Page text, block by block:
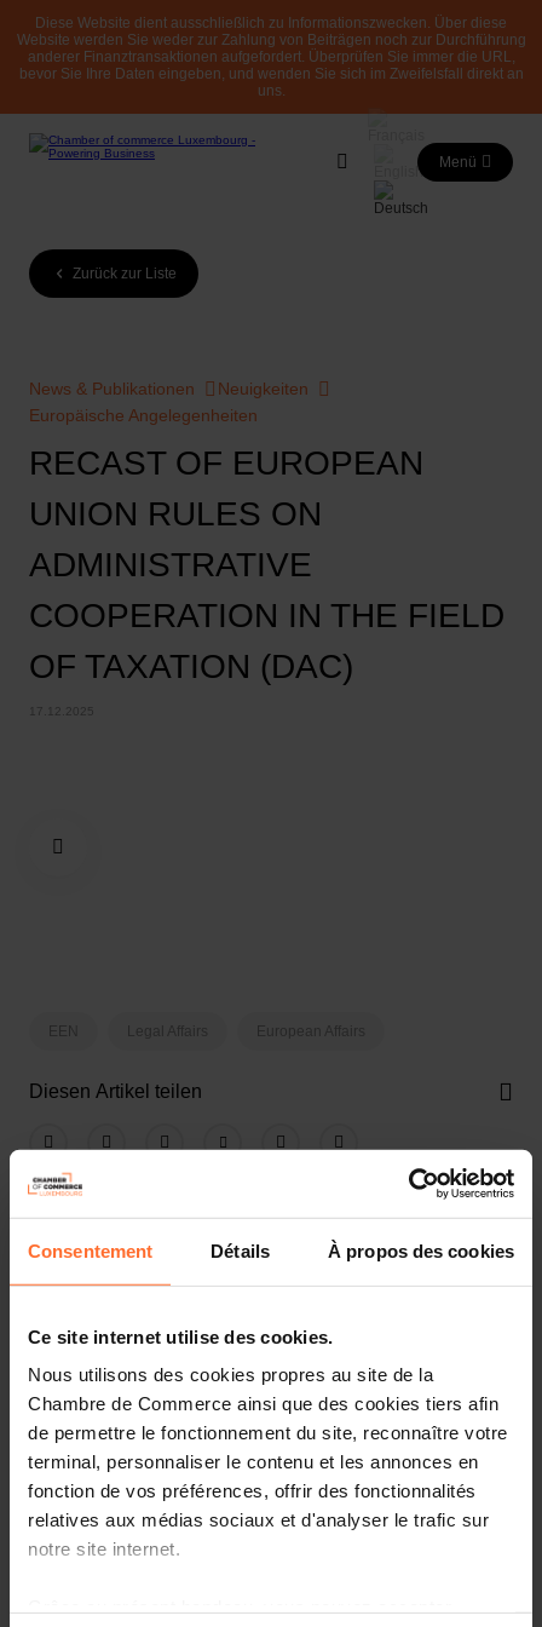
Consentement Détails À propos des cookies
Ce site internet utilise des cookies.
Nous utilisons des cookies propres au site de la
Chambre de Commerce ainsi que des cookies tiers afin
de permettre le fonctionnement du site, reconnaître votre
terminal, personnaliser le contenu et les annonces en
fonction de vos préférences, offrir des fonctionnalités
relatives aux médias sociaux et d'analyser le trafic sur
notre site internet.
Diese Website dient ausschließlich zu Informationszwecken. Über diese
Website werden Sie weder zur Zahlung von Beiträgen noch zur Durchführung
anderer Finanztransaktionen aufgefordert. Überprüfen Sie immer die URL,
bevor Sie Ihre Daten eingeben, und wenden Sie sich im Zweifelsfall direkt an
uns.
Menü
Zurück zur Liste
News & Publikationen
Neuigkeiten
Europäische Angelegenheiten
RECAST OF EUROPEAN
UNION RULES ON
ADMINISTRATIVE
COOPERATION IN THE FIELD
OF TAXATION (DAC)
17.12.2025
Legal Affairs European Affairs
Diesen Artikel teilen
European Commission consultation
The European Commission has recently launched a call for
evidence and a public consultation in view of the revision of the
rules on administrative cooperation in the field of taxation
administrative cooperation in direct taxation. This framework
provides harmonised tools, including automatic exchange of
information (AEOI), which enable Member States’ tax
tax fraud, evasion and avoidance.